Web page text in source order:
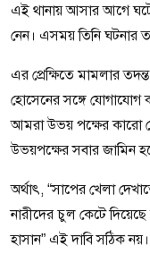
এই থানায় আসার আগে
নেন। এসময় তিনি ঘটনার
এর প্রেক্ষিতে মামলার
হোসেনের সঙ্গে যোগাযোগ
আমরা উভয় পক্ষের কারো
উভয়পক্ষের সবার জামিন
অর্থাৎ, “সাপের খেলা
নারীদের চুল কেটে
হাসান” এই দাবি সঠিক নয়।